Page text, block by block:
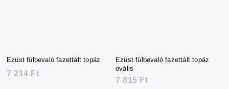
Ezüst fülbevaló fazettált topáz
7 214 Ft
Ezüst fülbevaló fazettált topáz
ovális
7 815 Ft